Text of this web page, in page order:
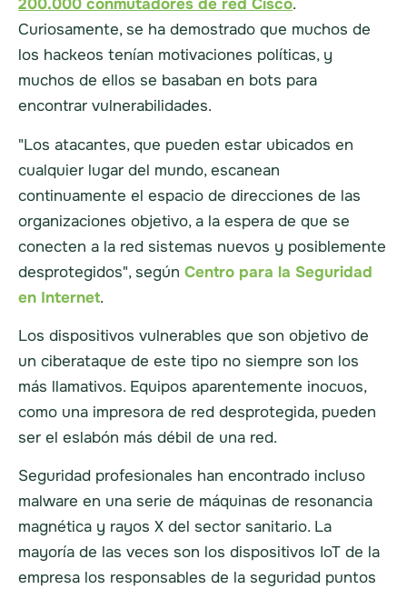
200.000 conmutadores de red Cisco.
Curiosamente, se ha demostrado que muchos de
los hackeos tenían motivaciones políticas, y
muchos de ellos se basaban en bots para
encontrar vulnerabilidades.
"Los atacantes, que pueden estar ubicados en
cualquier lugar del mundo, escanean
continuamente el espacio de direcciones de las
organizaciones objetivo, a la espera de que se
conecten a la red sistemas nuevos y posiblemente
desprotegidos", según Centro para la Seguridad
en Internet.
Los dispositivos vulnerables que son objetivo de
un ciberataque de este tipo no siempre son los
más llamativos. Equipos aparentemente inocuos,
como una impresora de red desprotegida, pueden
ser el eslabón más débil de una red.
Seguridad profesionales han encontrado incluso
malware en una serie de máquinas de resonancia
magnética y rayos X del sector sanitario. La
mayoría de las veces son los dispositivos IoT de la
empresa los responsables de la seguridad puntos